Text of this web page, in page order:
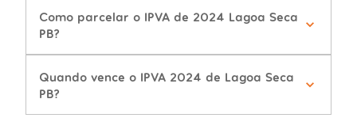
Como parcelar o IPVA de 2024 Lagoa Seca
PB?
Quando vence o IPVA 2024 de Lagoa Seca
PB?